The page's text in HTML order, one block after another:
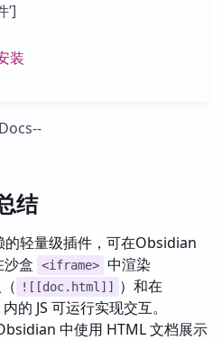
’]
装
结
的轻量级插件，可在Obsidian
盒
<iframe> 中渲染
![[doc.html]]
）和在
的 JS 可运行实现交互。
中使用 HTML 文档展示